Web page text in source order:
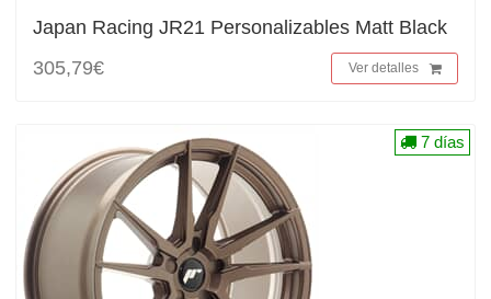
Japan Racing JR21 Personalizables Matt Black
305,79€
Ver detalles
7 días